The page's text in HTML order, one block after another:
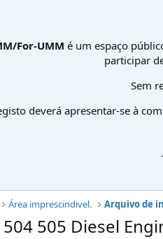
For-UMM é um espaço
participar
Sem
deverá apresentar-se à
Área imprescindivel. Arquivo de
505 Diesel